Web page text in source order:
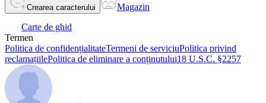
Crearea caracterului
Magazin
Carte de ghid
Termen
Politica de confidențialitateTermeni de serviciuPolitica privind
reclamațiilePolitica de eliminare a conținutului18 U.S.C. §2257